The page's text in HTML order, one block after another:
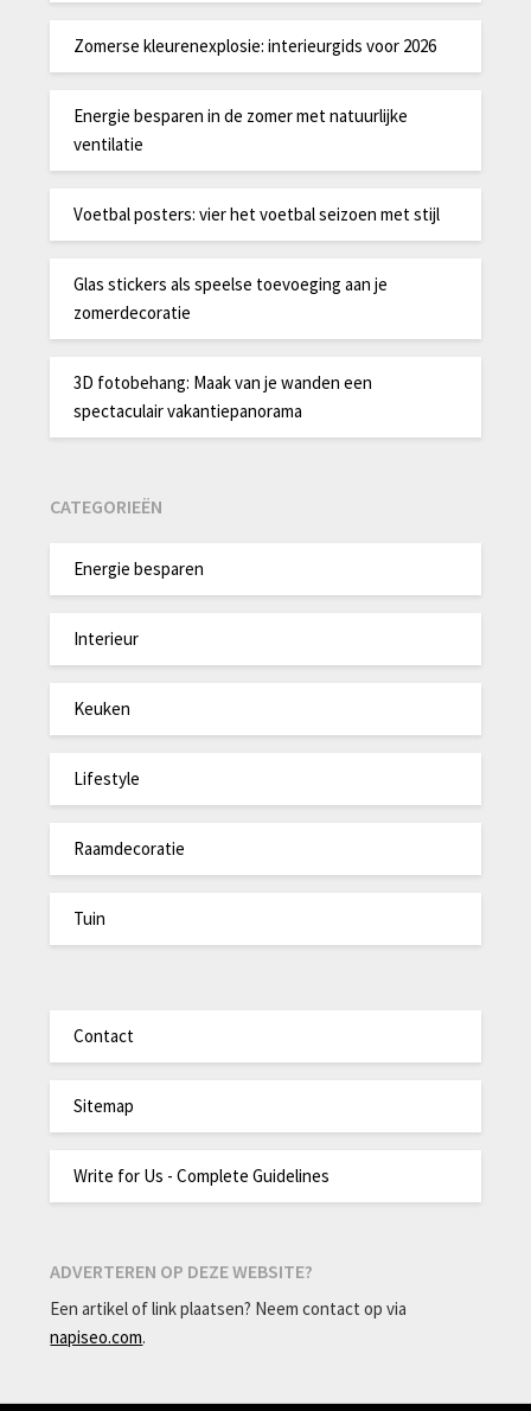
Zomerse kleurenexplosie: interieurgids voor 2026
Energie besparen in de zomer met natuurlijke
ventilatie
Voetbal posters: vier het voetbal seizoen met stijl
Glas stickers als speelse toevoeging aan je
zomerdecoratie
3D fotobehang: Maak van je wanden een
spectaculair vakantiepanorama
CATEGORIEËN
Energie besparen
Interieur
Keuken
Lifestyle
Raamdecoratie
Tuin
Contact
Sitemap
Write for Us - Complete Guidelines
ADVERTEREN OP DEZE WEBSITE?
Een artikel of link plaatsen? Neem contact op via
napiseo.com.